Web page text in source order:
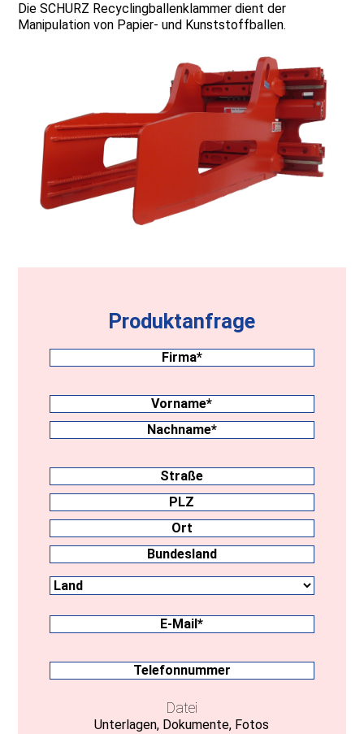
Die SCHURZ Recyclingballenklammer dient der
Manipulation von Papier- und Kunststoffballen.
Produktanfrage
Firma(erforderlich)
Nachname(erforderlich)
Vorname
Anschrift
Straße
PLZ
Ort
E-
Mail(erforderlich)
Telefonnummer
Datei
Unterlagen, Dokumente, Fotos